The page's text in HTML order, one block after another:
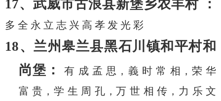
17、武威市古浪县新堡乡农丰村 ：
多 全 永 立 志 兴 高 孝 发 光 彩
18、兰州皋兰县黑石川镇和平村和
尚堡：有 成 孟 思，義 时 常 相，荣 华
富 贵，学 生 周 孔，万 世 相 传，力 乐 文